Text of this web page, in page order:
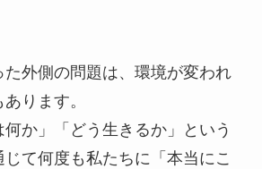
外側の問題は、環境が変われ
ります。
何か」「どう生きるか」という
て何度も私たちに「本当にこ